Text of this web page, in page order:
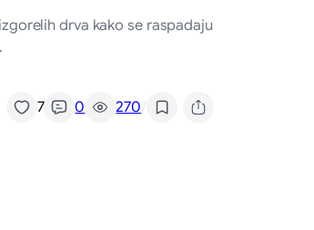
drva kako se raspadaju
7 0 270/